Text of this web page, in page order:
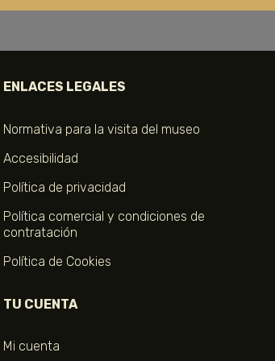
ENLACES LEGALES
Normativa para la visita del museo
Accesibilidad
Política de privacidad
Política comercial y condiciones de
contratación
Política de Cookies
TU CUENTA
Mi cuenta